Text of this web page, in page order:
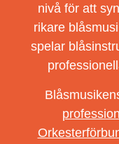
nivå för att
rikare
spelar